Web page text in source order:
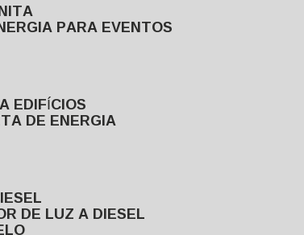
PARA EVENTOS
EDIFÍCIOS
DE ENERGIA
DE LUZ A DIESEL